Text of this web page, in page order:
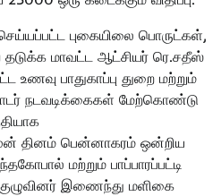
புகையிலை பொருட்கள்,
மாவட்ட ஆட்சியர் ரெ.சதீஸ்
உணவு பாதுகாப்பு துறை மற்றும்
நடவடிக்கைகள் மேற்கொண்டு
தினம் பென்னாகரம் ஒன்றிய
மற்றும் பாப்பாரப்பட்டி
இணைந்து மளிகை